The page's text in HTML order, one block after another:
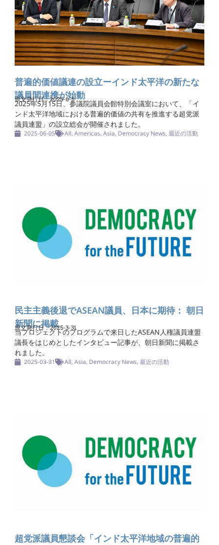
普遍的価値議連の設立ーインド太平洋の新たな
議員間連携が始動
原文発行日：2025-6-5
2025年5月15日、参議院議員会館特別会議室において、「イ
ンド太平洋地域における普遍的価値の共有を推進する超党派
議員連盟」の設立総会が開催されました。
2025-06-05 All, Americas, Asia, Democracy News, 最近の活動
民主主義後退でASEAN議員、日本に期待： 朝日
新聞に掲載
原文発行日：2025-3-31
当プロジェクトのプログラムで来日したASEAN人権議員連盟
議長をはじめとしたインタビュー記事が、朝日新聞に掲載さ
れました。
2025-03-31 All, Asia, Democracy News, 最近の活動
超党派議員懇談会「インド太平洋地域の普遍的